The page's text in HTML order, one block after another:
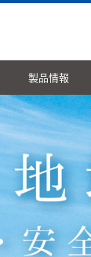
製品情報